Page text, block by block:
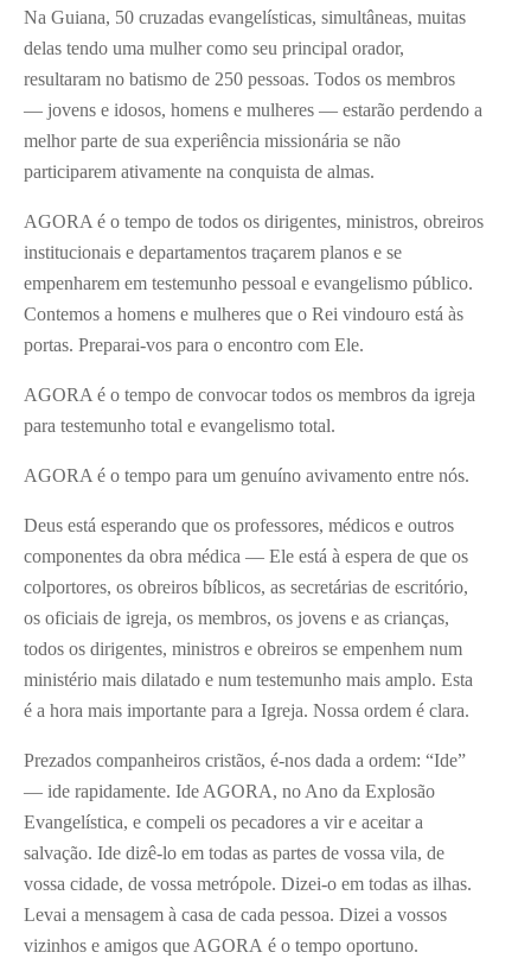
Na Guiana, 50 cruzadas evangelísticas, simultâneas, muitas
delas tendo uma mulher como seu principal orador,
resultaram no batismo de 250 pessoas. Todos os membros
— jovens e idosos, homens e mulheres — estarão perdendo a
melhor parte de sua experiência missionária se não
participarem ativamente na conquista de almas.
AGORA é o tempo de todos os dirigentes, ministros, obreiros
institucionais e departamentos traçarem planos e se
empenharem em testemunho pessoal e evangelismo público.
Contemos a homens e mulheres que o Rei vindouro está às
portas. Preparai-vos para o encontro com Ele.
AGORA é o tempo de convocar todos os membros da igreja
para testemunho total e evangelismo total.
AGORA é o tempo para um genuíno avivamento entre nós.
Deus está esperando que os professores, médicos e outros
componentes da obra médica — Ele está à espera de que os
colportores, os obreiros bíblicos, as secretárias de escritório,
os oficiais de igreja, os membros, os jovens e as crianças,
todos os dirigentes, ministros e obreiros se empenhem num
ministério mais dilatado e num testemunho mais amplo. Esta
é a hora mais importante para a Igreja. Nossa ordem é clara.
Prezados companheiros cristãos, é-nos dada a ordem: “Ide”
— ide rapidamente. Ide AGORA, no Ano da Explosão
Evangelística, e compeli os pecadores a vir e aceitar a
salvação. Ide dizê-lo em todas as partes de vossa vila, de
vossa cidade, de vossa metrópole. Dizei-o em todas as ilhas.
Levai a mensagem à casa de cada pessoa. Dizei a vossos
vizinhos e amigos que AGORA é o tempo oportuno.